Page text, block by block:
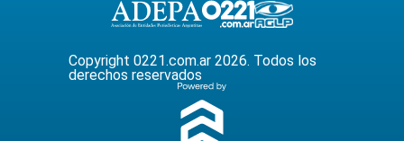
Copyright 0221.com.ar 2026. Todos los
derechos reservados